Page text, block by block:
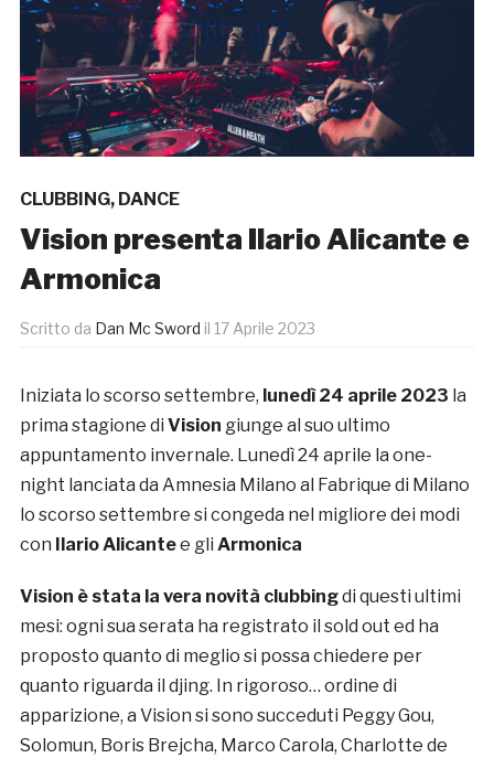
CLUBBING, DANCE
Vision presenta Ilario Alicante e
Armonica
Scritto da Dan Mc Sword il 17 Aprile 2023
Iniziata lo scorso settembre, lunedì 24 aprile 2023 la
prima stagione di Vision giunge al suo ultimo
appuntamento invernale. Lunedì 24 aprile la one-
night lanciata da Amnesia Milano al Fabrique di Milano
lo scorso settembre si congeda nel migliore dei modi
con
Ilario Alicantee gli Armonica
Vision è stata la vera novità clubbingdi questi ultimi
mesi: ogni sua serata ha registrato il sold out ed ha
proposto quanto di meglio si possa chiedere per
quanto riguarda il djing. In rigoroso… ordine di
apparizione, a Vision si sono succeduti Peggy Gou,
Solomun, Boris Brejcha, Marco Carola, Charlotte de